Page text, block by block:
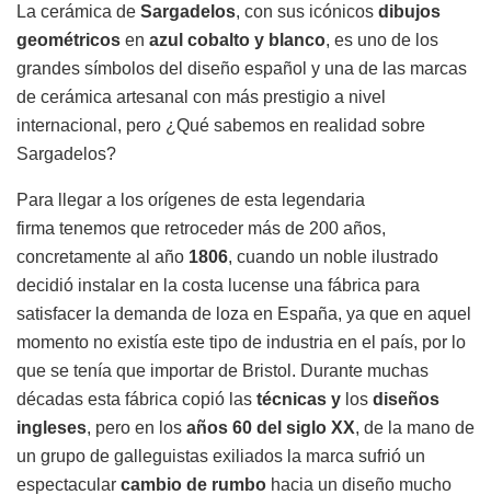
La cerámica de Sargadelos, con sus icónicos dibujos
geométricos en azul cobalto y blanco, es uno de los
grandes símbolos del diseño español y una de las marcas
de cerámica artesanal con más prestigio a nivel
internacional, pero ¿Qué sabemos en realidad sobre
Sargadelos?
Para llegar a los orígenes de esta legendaria
firma tenemos que retroceder más de 200 años,
concretamente al año 1806, cuando un noble ilustrado
decidió instalar en la costa lucense una fábrica para
satisfacer la demanda de loza en España, ya que en aquel
momento no existía este tipo de industria en el país, por lo
que se tenía que importar de Bristol. Durante muchas
décadas esta fábrica copió las técnicas y los diseños
ingleses, pero en los años 60 del siglo XX, de la mano de
un grupo de galleguistas exiliados la marca sufrió un
espectacular cambio de rumbo hacia un diseño mucho